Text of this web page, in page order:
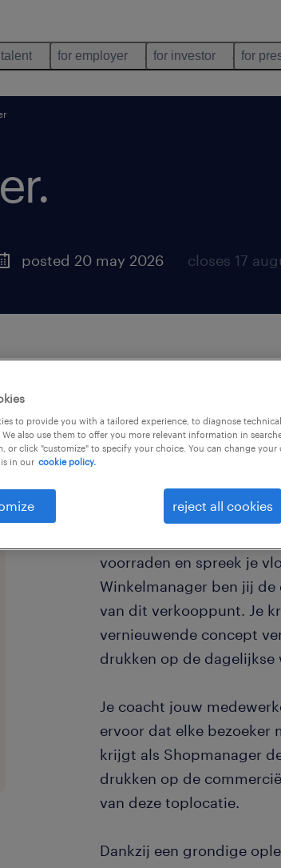
for employer for investor for
.
posted 20 may 2026 closes 17
We zoeken een
Zaventem. Bij Esso
wereld waar retail en
ervaren Shopmanager
voorraden en spreek je
Winkelmanager ben jij
van dit verkooppunt. Je
vernieuwende concept
drukken op de dagelijkse
Je coacht jouw
ervoor dat elke bezoeker
krijgt als Shopmanager
drukken op de
van deze toplocatie.
Dankzij een grondige
to provide you with a tailored experience, to diagnose
also use them to offer you more relevant information in
or click "customize" to specify your choice. You can change
in our cookie policy.
reject all cookies